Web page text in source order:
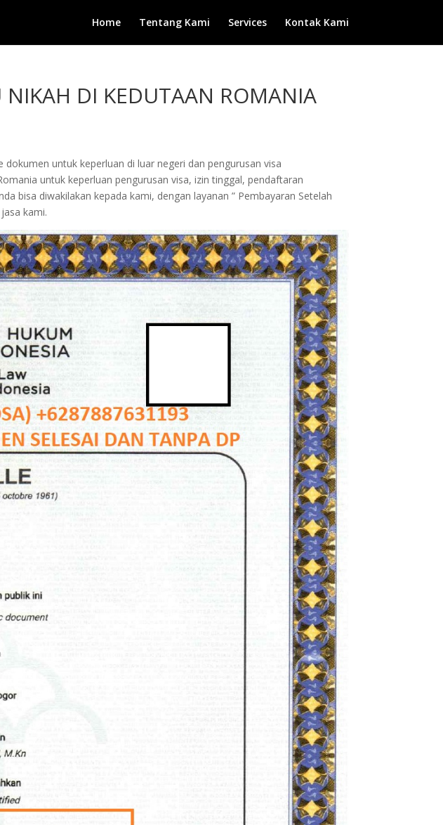
Home Tentang Kami Services Kontak Kami
NIKAH DI KEDUTAAN ROMANIA
untuk keperluan di luar negeri dan pengurusan visa
untuk keperluan pengurusan visa, izin tinggal, pendaftaran
bisa diwakilakan kepada kami, dengan layanan ” Pembayaran Setelah
kami.